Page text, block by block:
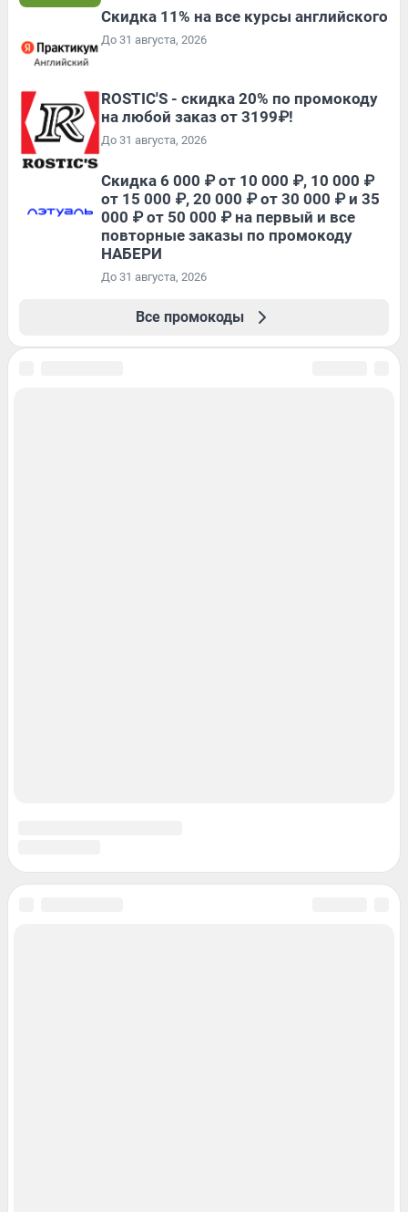
Скидка 11% на все курсы английского
До 31 августа, 2026
ROSTIC'S - скидка 20% по промокоду
на любой заказ от 3199₽!
До 31 августа, 2026
Скидка 6 000 ₽ от 10 000 ₽, 10 000 ₽
от 15 000 ₽, 20 000 ₽ от 30 000 ₽ и 35
000 ₽ от 50 000 ₽ на первый и все
повторные заказы по промокоду
НАБЕРИ
До 31 августа, 2026
Все промокоды